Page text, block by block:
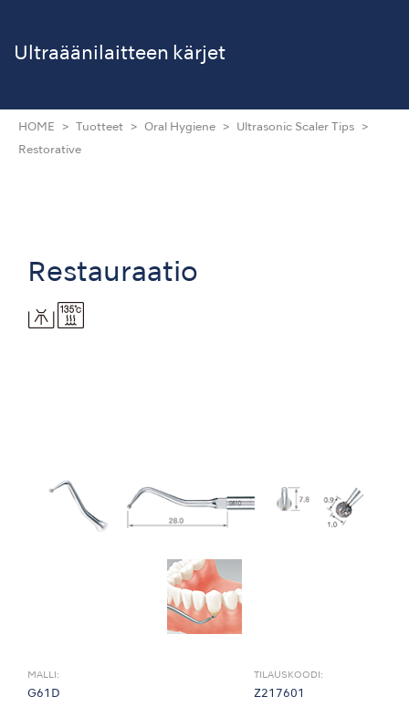
Ultraäänilaitteen kärjet
HOME Tuotteet Oral Hygiene Ultrasonic Scaler Tips
Restorative
Restauraatio
MALLI:
G61D
TILAUSKOODI:
Z217601